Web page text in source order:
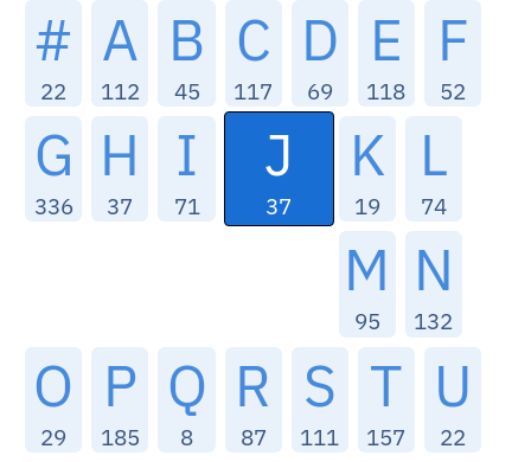
#
22
A
112
B
45
C
117
D
69
E
118
F
52
G
336
H
37
I
71
J
37
K
19
L
74
M
95
N
132
O
29
P
185
Q
8
R
87
S
111
T
157
U
22